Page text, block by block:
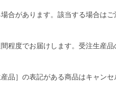
があります。該当する場合はご
度でお届けします。受注生産
品］の表記がある商品はキャンセ